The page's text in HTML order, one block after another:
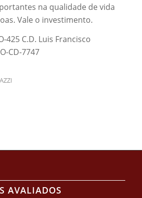
na qualidade de vida
Vale o investimento.
425 C.D. Luis Francisco
CD-7747
AVALIADOS